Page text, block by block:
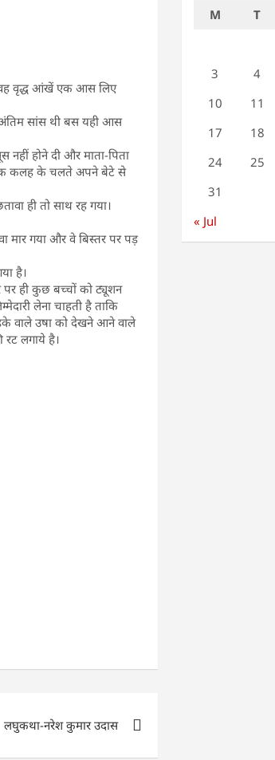
में वह वृद्ध आंखें एक आस लिए
सांस थी बस यही आस
होने दी और माता-पिता
कलह के चलते अपने बेटे से
ही तो साथ रह गया।
मार गया और वे बिस्तर पर पड़
है।
पर ही कुछ बच्चों को ट्यूशन
लेना चाहती है ताकि
वाले उषा को देखने आने वाले
लगाये है।
लघुकथा-नरेश कुमार उदास
M
T
3
4
10
11
17
18
24
25
31
« Jul